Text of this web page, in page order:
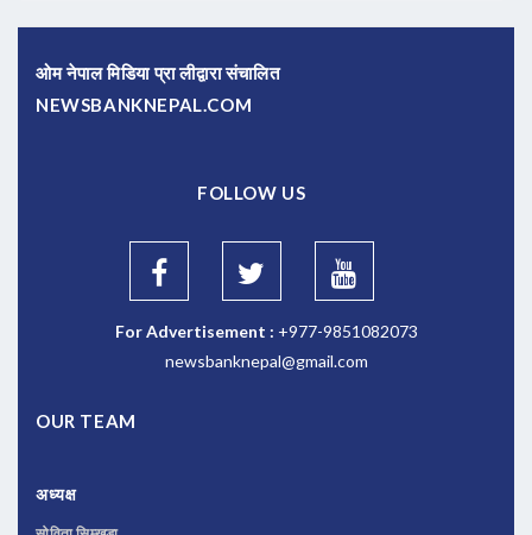
ओम नेपाल मिडिया प्रा लीद्वारा संचालित
NEWSBANKNEPAL.COM
FOLLOW US
For Advertisement : +977-9851082073
newsbanknepal@gmail.com
OUR TEAM
अध्यक्ष